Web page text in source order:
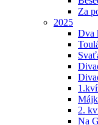
Za
2025
Dva
2.
Na